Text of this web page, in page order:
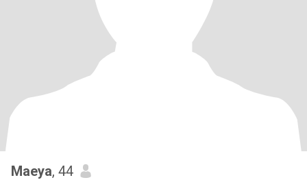
Maeya, 44